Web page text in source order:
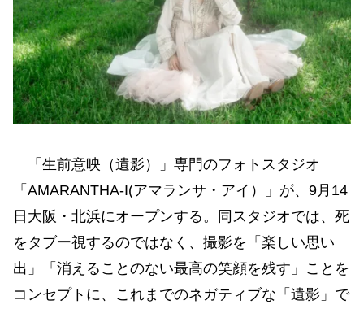
「生前意映（遺影）」専門のフォトスタジオ
「AMARANTHA-I(アマランサ・アイ）」が、9月14
日大阪・北浜にオープンする。同スタジオでは、死
をタブー視するのではなく、撮影を「楽しい思い
出」「消えることのない最高の笑顔を残す」ことを
コンセプトに、これまでのネガティブな「遺影」で